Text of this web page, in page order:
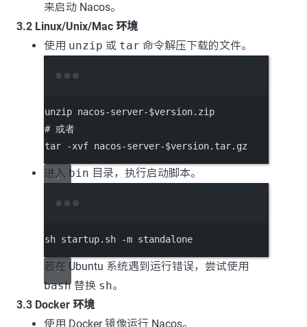
来启动 Nacos。
3.2 Linux/Unix/Mac 环境
使用 unzip 或 tar 命令解压下载的文件。
unzip nacos-server-$version.zip
# 或者
tar
-xvf nacos-server-$version.tar.gz
进入 bin 目录，执行启动脚本。
sh startup.sh -m standalone
若在 Ubuntu 系统遇到运行错误，尝试使用
bash 替换 sh。
3.3 Docker 环境
使用 Docker 镜像运行 Nacos。